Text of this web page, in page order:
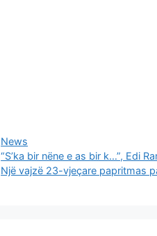
Categories
News
“S’ka bir nëne e as bir k…”, Edi
Një vajzë 23-vjeçare papritmas